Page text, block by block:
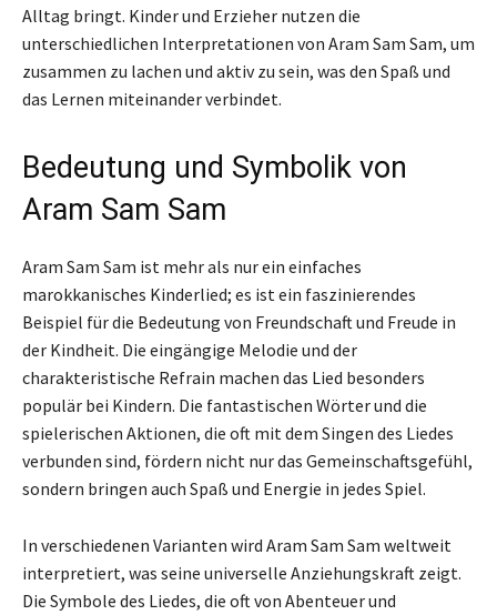
Alltag bringt. Kinder und Erzieher nutzen die
unterschiedlichen Interpretationen von Aram Sam Sam, um
zusammen zu lachen und aktiv zu sein, was den Spaß und
das Lernen miteinander verbindet.
Bedeutung und Symbolik von
Aram Sam Sam
Aram Sam Sam ist mehr als nur ein einfaches
marokkanisches Kinderlied; es ist ein faszinierendes
Beispiel für die Bedeutung von Freundschaft und Freude in
der Kindheit. Die eingängige Melodie und der
charakteristische Refrain machen das Lied besonders
populär bei Kindern. Die fantastischen Wörter und die
spielerischen Aktionen, die oft mit dem Singen des Liedes
verbunden sind, fördern nicht nur das Gemeinschaftsgefühl,
sondern bringen auch Spaß und Energie in jedes Spiel.
In verschiedenen Varianten wird Aram Sam Sam weltweit
interpretiert, was seine universelle Anziehungskraft zeigt.
Die Symbole des Liedes, die oft von Abenteuer und